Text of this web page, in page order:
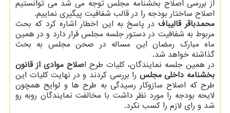
از بررسی اصلاح بخشنامه مجلس توجه می شد می توانستیم
اصلاح ساختار بودجه را در قالب شفافیت پیگیری نماییم.
محمدباقر قالیباف در پاسخ به این اخطار اشاره کرد که بحث
مربوط به شفافیت در دستور جلسه مجلس قرار دارد و در همین
ماه مبارک رمضان این مساله در صحن مجلس به بحث
گذاشته خواهد شد.
در همین جلسه نمایندگان، کلیات طرح اصلاح موادی از قانون
بخشنامه داخلی مجلس را بررسی کردند و در نهایت کلیات این
طرح که اصلاح سازوکار رسیدگی به طرح ها و لوایح همچون
لایحه بودجه را مورد نظر داشت با مخالفت نمایندگان روبه رو
شد و رای لازم را کسب نکرد.